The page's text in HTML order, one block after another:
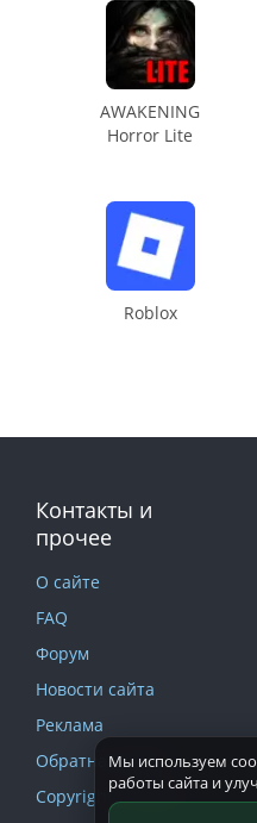
AWAKENING
Horror Lite
Roblox
Контакты и
прочее
О сайте
FAQ
Форум
Новости сайта
Реклама
Обратная связь
Copyright и DMCA
Мы используем
работы сайта и